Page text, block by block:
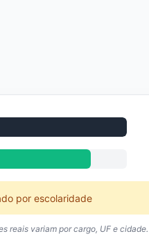
por escolaridade
reais variam por cargo, UF e cidade.